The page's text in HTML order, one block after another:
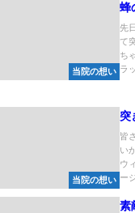
当院の想い
蜂
先
て
ち
ラ
当院の想い
突
皆
い
ウ
ー
素